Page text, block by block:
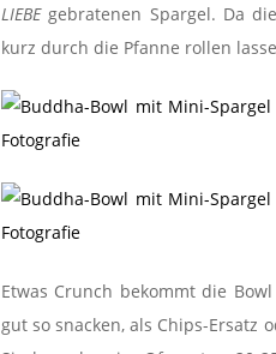
LIEBEgebratenen Spargel. Da
kurz durch die Pfanne rollen
Etwas Crunch bekommt die
gut so snacken, als Chips-